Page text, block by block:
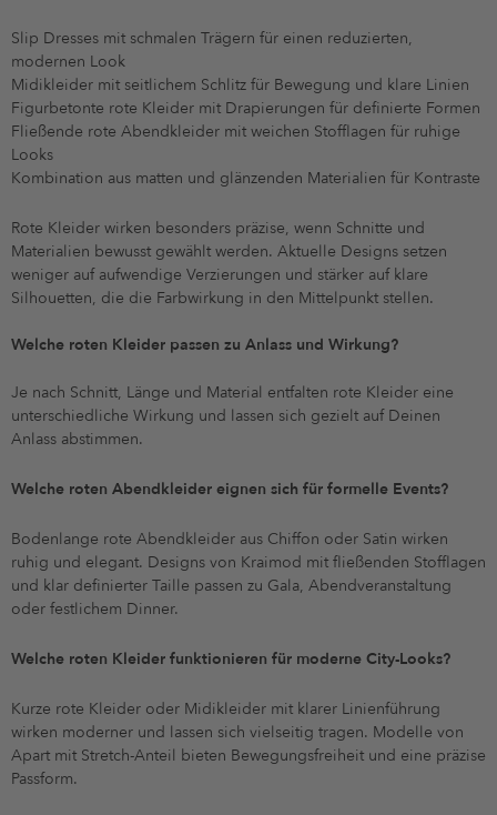
Slip Dresses mit schmalen Trägern für einen reduzierten,
modernen Look
Midikleider mit seitlichem Schlitz für Bewegung und klare Linien
Figurbetonte rote Kleider mit Drapierungen für definierte Formen
Fließende rote Abendkleider mit weichen Stofflagen für ruhige
Looks
Kombination aus matten und glänzenden Materialien für Kontraste
Rote Kleider wirken besonders präzise, wenn Schnitte und
Materialien bewusst gewählt werden. Aktuelle Designs setzen
weniger auf aufwendige Verzierungen und stärker auf klare
Silhouetten, die die Farbwirkung in den Mittelpunkt stellen.
Welche roten Kleider passen zu Anlass und Wirkung?
Je nach Schnitt, Länge und Material entfalten rote Kleider eine
unterschiedliche Wirkung und lassen sich gezielt auf Deinen
Anlass abstimmen.
Welche roten Abendkleider eignen sich für formelle Events?
Bodenlange rote Abendkleider aus Chiffon oder Satin wirken
ruhig und elegant. Designs von Kraimod mit fließenden Stofflagen
und klar definierter Taille passen zu Gala, Abendveranstaltung
oder festlichem Dinner.
Welche roten Kleider funktionieren für moderne City-Looks?
Kurze rote Kleider oder Midikleider mit klarer Linienführung
wirken moderner und lassen sich vielseitig tragen. Modelle von
Apart mit Stretch-Anteil bieten Bewegungsfreiheit und eine präzise
Passform.